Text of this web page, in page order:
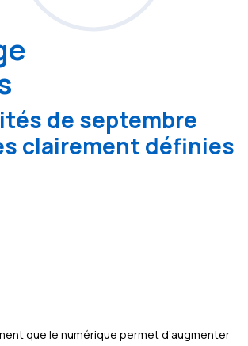
de septembre
clairement définies
que le numérique permet d’augmenter